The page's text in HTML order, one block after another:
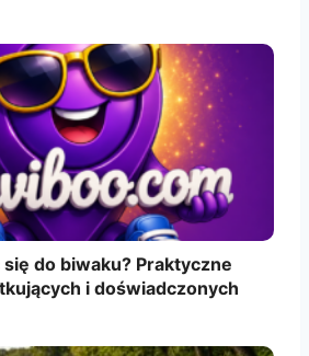
do biwaku? Praktyczne
i doświadczonych